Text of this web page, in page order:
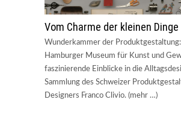
Vom Charme der kleinen Dinge
Wunderkammer der Produktgestaltung:
Hamburger Museum für Kunst und
faszinierende Einblicke in die
Sammlung des Schweizer
Designers Franco Clivio. (mehr …)